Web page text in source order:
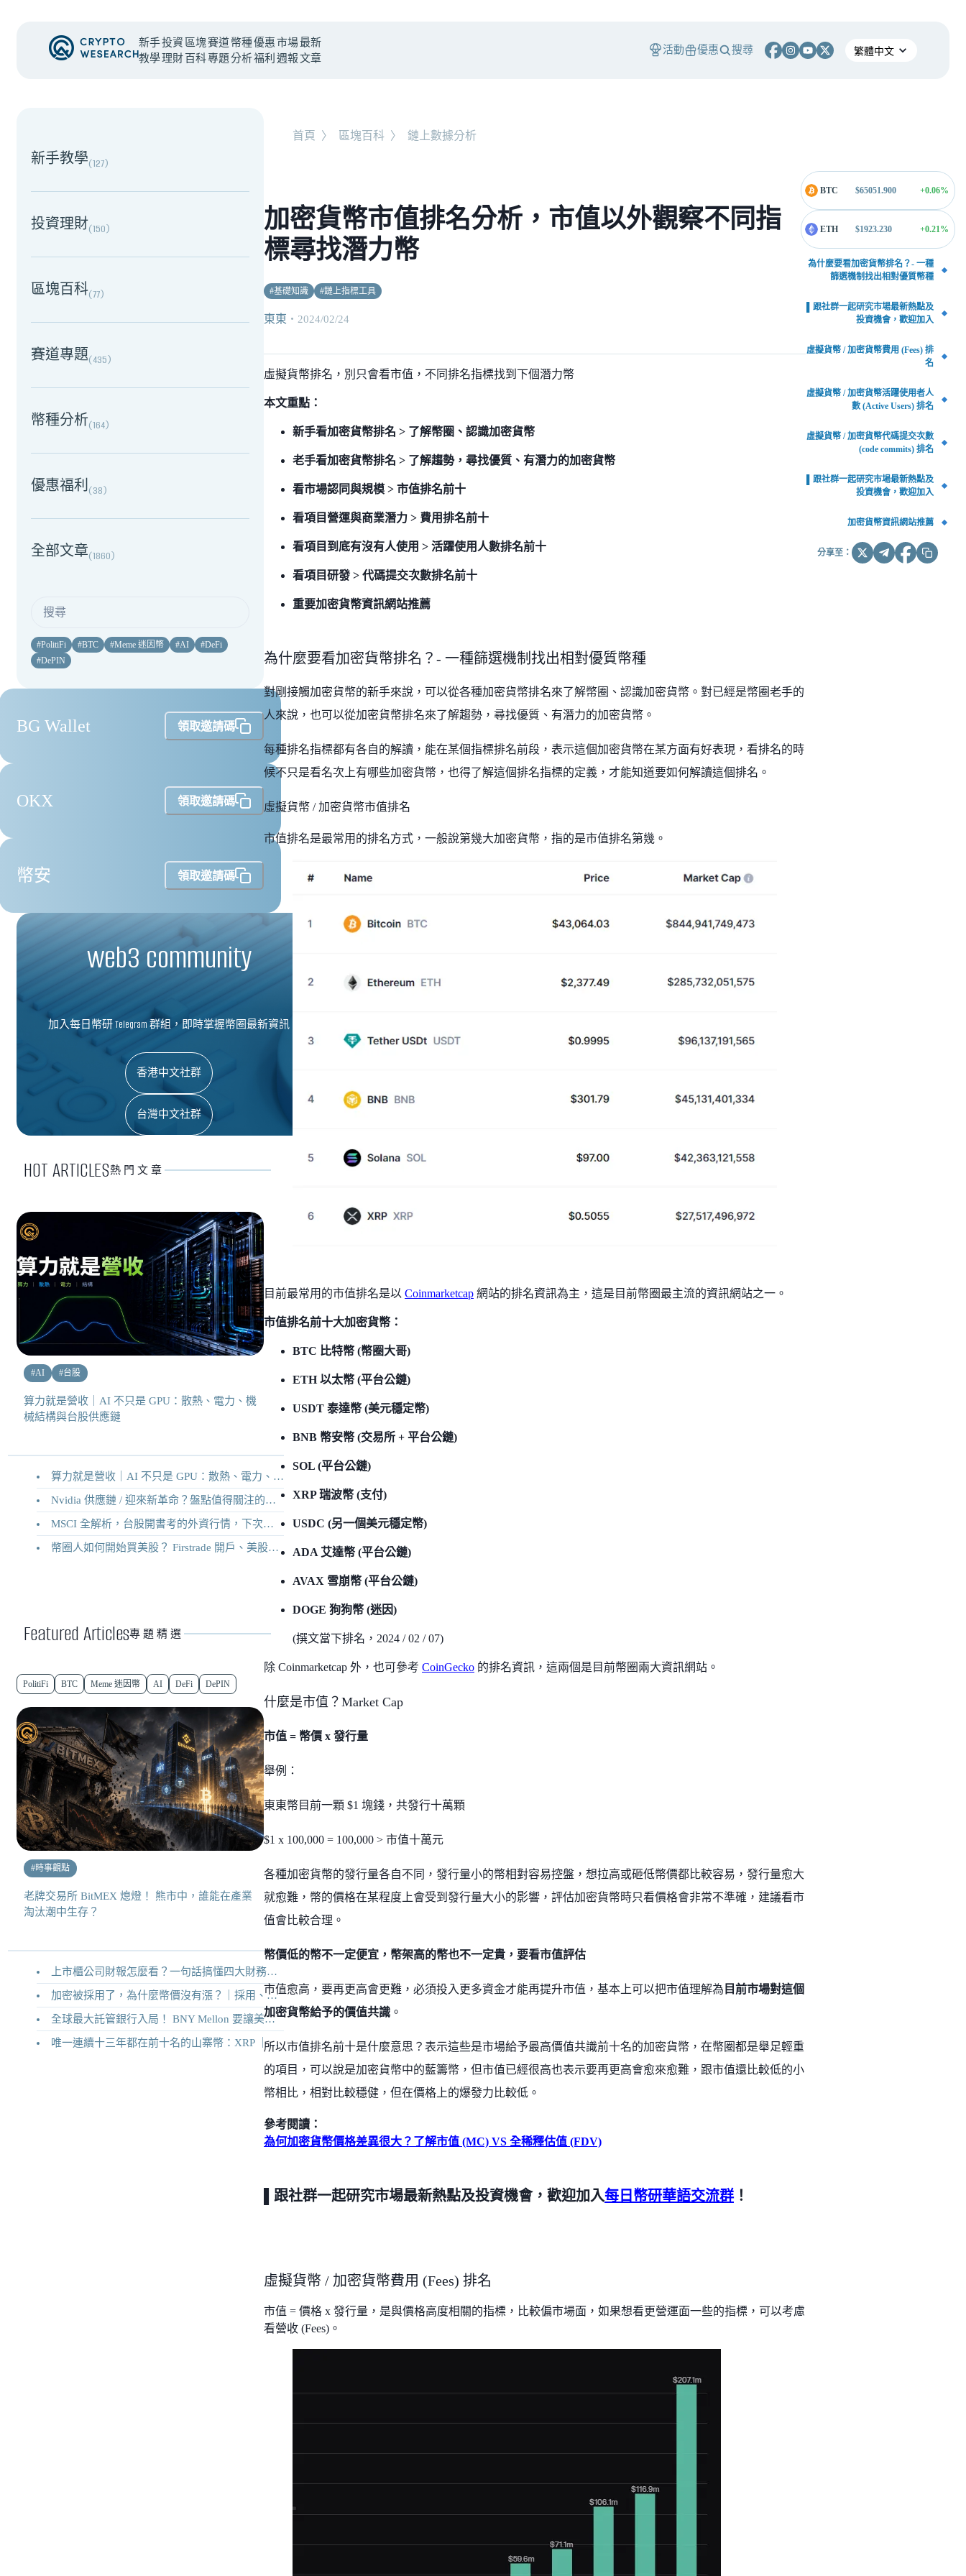
新手
教學
投資
理財
區塊
百科
賽道
專題
幣種
分析
優惠
福利
市場
週報
最新
文章
活動 優惠 搜尋
NEW EVENT
新手教學(127)
投資理財(150)
區塊百科(77)
賽道專題(435)
幣種分析(164)
優惠福利(38)
全部文章(1860)
#PolitiFi #BTC #Meme 迷因幣 #AI #DeFi
#DePIN
BG Wallet 領取邀請碼
OKX 領取邀請碼
幣安 領取邀請碼
web3 community
加入每日幣研 Telegram 群組，即時掌握幣圈最新資訊
香港中文社群
台灣中文社群
HOT ARTICLES熱門文章
#AI #台股
算力就是營收｜AI 不只是 GPU：散熱、電力、機
械結構與台股供應鏈
算力就是營收｜AI 不只是 GPU：散熱、電力、機械結構與台股供應鏈
Nvidia 供應鏈 / 迎來新革命？盤點值得關注的二十家供應鏈企業
MSCI 全解析，台股開書考的外資行情，下次調整你準備好了嗎？
幣圈人如何開始買美股？ Firstrade 開戶、美股交易機制完整教學
Featured Articles專題精選
PolitiFi BTC Meme 迷因幣 AI DeFi DePIN
#時事觀點
老牌交易所 BitMEX 熄燈！ 熊市中，誰能在產業
淘汰潮中生存？
上市櫃公司財報怎麼看？一句話搞懂四大財務報表
加密被採用了，為什麼幣價沒有漲？｜採用、收入與代幣價值捕獲
全球最大託管銀行入局！ BNY Mellon 要讓美債交易 24/7 不打烊
唯一連續十三年都在前十名的山寨幣：XRP ｜Ripple 2026 介紹
首頁 〉 區塊百科 〉 鏈上數據分析
加密貨幣市值排名分析，市值以外觀察不同指
標尋找潛力幣
#基礎知識 #鏈上指標工具
東東 ・ 2024/02/24
虛擬貨幣排名，別只會看市值，不同排名指標找到下個潛力幣
本文重點：
新手看加密貨幣排名 > 了解幣圈、認識加密貨幣
老手看加密貨幣排名 > 了解趨勢，尋找優質、有潛力的加密貨幣
看市場認同與規模 > 市值排名前十
看項目營運與商業潛力 > 費用排名前十
看項目到底有沒有人使用 > 活躍使用人數排名前十
看項目研發 > 代碼提交次數排名前十
重要加密貨幣資訊網站推薦
為什麼要看加密貨幣排名？- 一種篩選機制找出相對優質幣種
對剛接觸加密貨幣的新手來說，可以從各種加密貨幣排名來了解幣圈、認識加密貨幣。對已經是幣圈老手的
人來說，也可以從加密貨幣排名來了解趨勢，尋找優質、有潛力的加密貨幣。
每種排名指標都有各自的解讀，能在某個指標排名前段，表示這個加密貨幣在某方面有好表現，看排名的時
候不只是看名次上有哪些加密貨幣，也得了解這個排名指標的定義，才能知道要如何解讀這個排名。
虛擬貨幣 / 加密貨幣市值排名
市值排名是最常用的排名方式，一般說第幾大加密貨幣，指的是市值排名第幾。
目前最常用的市值排名是以 Coinmarketcap 網站的排名資訊為主，這是目前幣圈最主流的資訊網站之一。
市值排名前十大加密貨幣：
BTC 比特幣 (幣圈大哥)
ETH 以太幣 (平台公鏈)
USDT 泰達幣 (美元穩定幣)
BNB 幣安幣 (交易所 + 平台公鏈)
SOL (平台公鏈)
XRP 瑞波幣 (支付)
USDC (另一個美元穩定幣)
ADA 艾達幣 (平台公鏈)
AVAX 雪崩幣 (平台公鏈)
DOGE 狗狗幣 (迷因)
(撰文當下排名，2024 / 02 / 07)
除 Coinmarketcap 外，也可參考 CoinGecko 的排名資訊，這兩個是目前幣圈兩大資訊網站。
什麼是市值？Market Cap
市值 = 幣價 x 發行量
舉例：
東東幣目前一顆 $1 塊錢，共發行十萬顆
$1 x 100,000 = 100,000 > 市值十萬元
各種加密貨幣的發行量各自不同，發行量小的幣相對容易控盤，想拉高或砸低幣價都比較容易，發行量愈大
就愈難，幣的價格在某程度上會受到發行量大小的影響，評估加密貨幣時只看價格會非常不準確，建議看市
值會比較合理。
幣價低的幣不一定便宜，幣架高的幣也不一定貴，要看市值評估
市值愈高，要再更高會更難，必須投入更多資金才能再提升市值，基本上可以把市值理解為 目前市場對這個
加密貨幣給予的價值共識 。
所以市值排名前十是什麼意思？表示這些是市場給予最高價值共識前十名的加密貨幣，在幣圈都是舉足輕重
的項目，可以說是加密貨幣中的藍籌幣，但市值已經很高也表示要再更高會愈來愈難，跟市值還比較低的小
幣相比，相對比較穩健，但在價格上的爆發力比較低。
參考閱讀：
為何加密貨幣價格差異很大？了解市值 (MC) VS 全稀釋估值 (FDV)
▌跟社群一起研究市場最新熱點及投資機會，歡迎加入每日幣研華語交流群 ！
虛擬貨幣 / 加密貨幣費用 (Fees) 排名
市值 = 價格 x 發行量，是與價格高度相關的指標，比較偏市場面，如果想看更營運面一些的指標，可以考慮
看營收 (Fees)。
BTC $65051.900 +0.06%
ETH $1923.230 +0.21%
為什麼要看加密貨幣排名？- 一種
篩選機制找出相對優質幣種
▌跟社群一起研究市場最新熱點及
投資機會，歡迎加入
虛擬貨幣 / 加密貨幣費用 (Fees) 排
名
虛擬貨幣 / 加密貨幣活躍使用者人
數 (Active Users) 排名
虛擬貨幣 / 加密貨幣代碼提交次數
(code commits) 排名
▌跟社群一起研究市場最新熱點及
投資機會，歡迎加入
加密貨幣資訊網站推薦
分享至：